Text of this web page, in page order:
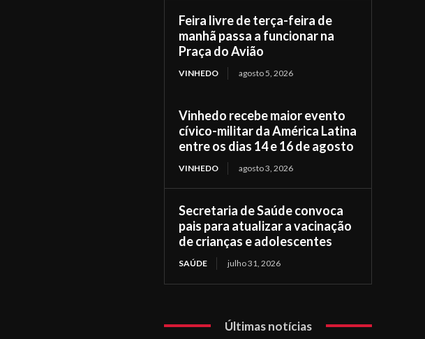
Feira livre de terça-feira de
manhã passa a funcionar na
Praça do Avião
VINHEDO agosto 5, 2026
Vinhedo recebe maior evento
cívico-militar da América Latina
entre os dias 14 e 16 de agosto
VINHEDO agosto 3, 2026
Secretaria de Saúde convoca
pais para atualizar a vacinação
de crianças e adolescentes
SAÚDE julho 31, 2026
Últimas notícias